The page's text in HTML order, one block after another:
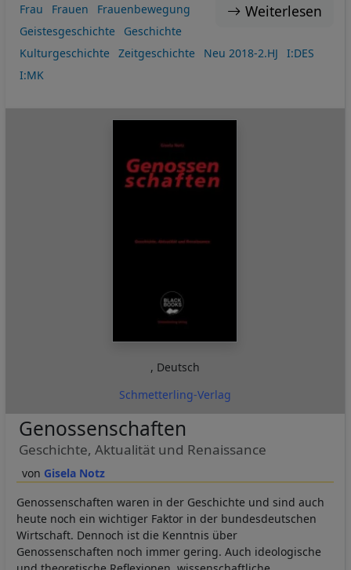
Weiterlesen
Frau Frauen
Frauenbewegung
Geistesgeschichte
Geschichte
Kulturgeschichte
Zeitgeschichte Neu 2018-2.HJ
I:DES
I:MK
, Deutsch
Schmetterling-Verlag
Gisela Notz
Genossenschaften
Geschichte, Aktualität und Renaissance
Genossenschaften waren in der Geschichte und sind auch
heute noch ein wichtiger Faktor in der bundesdeutschen
Wirtschaft. Dennoch ist die Kenntnis über
Genossenschaften noch immer gering. Auch ideologische